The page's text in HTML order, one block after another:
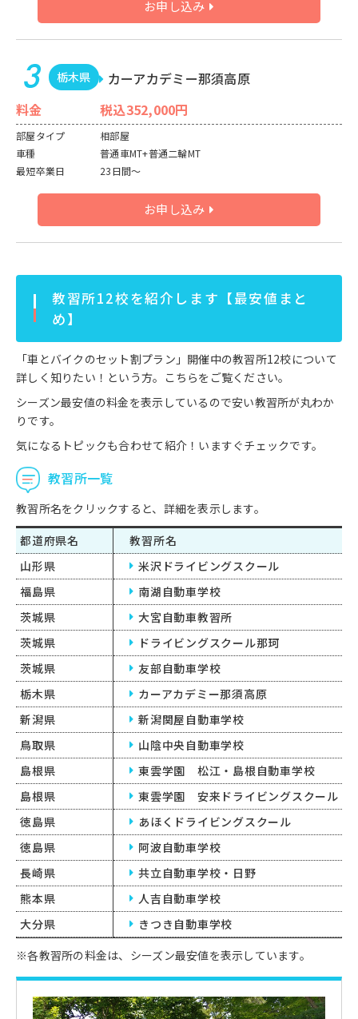
お申し込み
栃木県
カーアカデミー那須高原
料金
税込352,000円
部屋タイプ
相部屋
車種
普通車MT+普通二輪MT
最短卒業日
23日間～
お申し込み
教習所12校を紹介します【最安値まと
め】
「車とバイクのセット割プラン」開催中の教習所12校について
詳しく知りたい！という方。こちらをご覧ください。
シーズン最安値の料金を表示しているので安い教習所が丸わか
りです。
気になるトピックも合わせて紹介！いますぐチェックです。
教習所一覧
教習所名をクリックすると、詳細を表示します。
都道府県名
教習所名
山形県
米沢ドライビングスクール
福島県
南湖自動車学校
茨城県
大宮自動車教習所
茨城県
ドライビングスクール那珂
茨城県
友部自動車学校
栃木県
カーアカデミー那須高原
新潟県
新潟関屋自動車学校
鳥取県
山陰中央自動車学校
島根県
東雲学園 松江・島根自動車学校
島根県
東雲学園 安来ドライビングスクール
徳島県
あほくドライビングスクール
徳島県
阿波自動車学校
長崎県
共立自動車学校・日野
熊本県
人吉自動車学校
大分県
きつき自動車学校
※各教習所の料金は、シーズン最安値を表示しています。